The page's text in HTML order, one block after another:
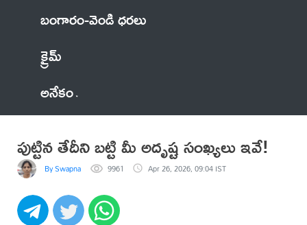
బంగారం-వెండి ధరలు
క్రైమ్
అనేకం
పుట్టిన తేదీని బట్టి మీ అదృష్ట సంఖ్యలు ఇవే!
By Swapna 9961 Apr 26, 2026, 09:04 IST